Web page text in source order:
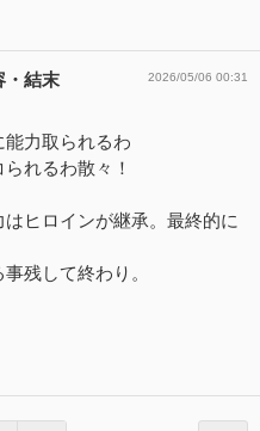
・結末 2026/05/06 00:31
力取られるわ
れるわ散々！
ヒロインが継承。最終的に
残して終わり。